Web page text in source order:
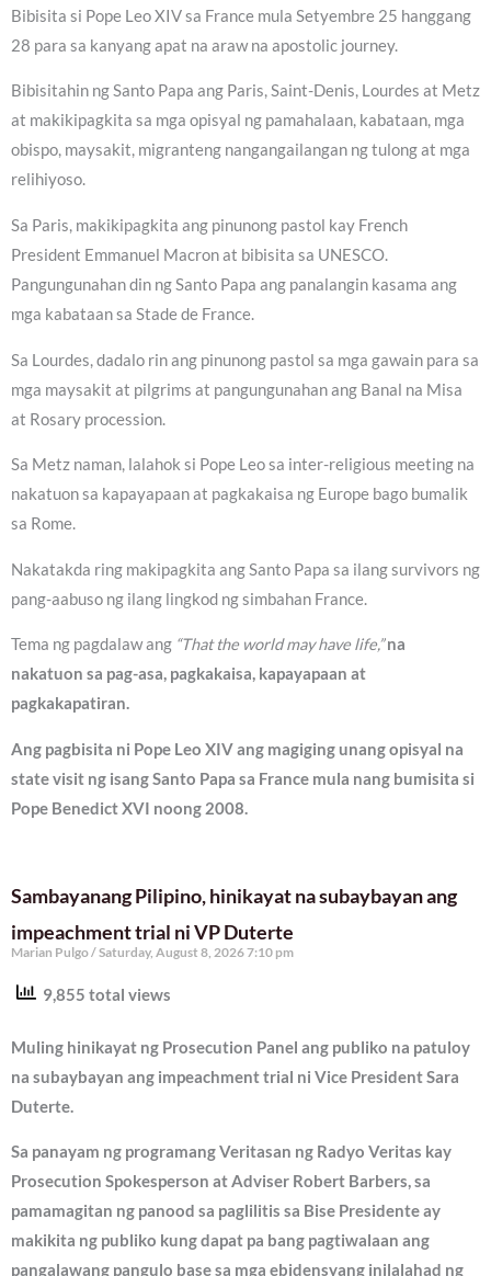
Bibisita si Pope Leo XIV sa France mula Setyembre 25 hanggang
28 para sa kanyang apat na araw na apostolic journey.
Bibisitahin ng Santo Papa ang Paris, Saint-Denis, Lourdes at Metz
at makikipagkita sa mga opisyal ng pamahalaan, kabataan, mga
obispo, maysakit, migranteng nangangailangan ng tulong at mga
relihiyoso.
Sa Paris, makikipagkita ang pinunong pastol kay French
President Emmanuel Macron at bibisita sa UNESCO.
Pangungunahan din ng Santo Papa ang panalangin kasama ang
mga kabataan sa Stade de France.
Sa Lourdes, dadalo rin ang pinunong pastol sa mga gawain para sa
mga maysakit at pilgrims at pangungunahan ang Banal na Misa
at Rosary procession.
Sa Metz naman, lalahok si Pope Leo sa inter-religious meeting na
nakatuon sa kapayapaan at pagkakaisa ng Europe bago bumalik
sa Rome.
Nakatakda ring makipagkita ang Santo Papa sa ilang survivors ng
pang-aabuso ng ilang lingkod ng simbahan France.
Tema ng pagdalaw ang “That the world may have life,”na
nakatuon sa pag-asa, pagkakaisa, kapayapaan at
pagkakapatiran.
Ang pagbisita ni Pope Leo XIV ang magiging unang opisyal na
state visit ng isang Santo Papa sa France mula nang bumisita si
Pope Benedict XVI noong 2008.
Sambayanang Pilipino, hinikayat na subaybayan ang
impeachment trial ni VP Duterte
Marian Pulgo Saturday, August 8, 2026 7:10 pm
9,855 total views
Muling hinikayat ng Prosecution Panel ang publiko na patuloy
na subaybayan ang impeachment trial ni Vice President Sara
Duterte.
Sa panayam ng programang Veritasan ng Radyo Veritas kay
Prosecution Spokesperson at Adviser Robert Barbers, sa
pamamagitan ng panood sa paglilitis sa Bise Presidente ay
makikita ng publiko kung dapat pa bang pagtiwalaan ang
pangalawang pangulo base sa mga ebidensyang inilalahad ng